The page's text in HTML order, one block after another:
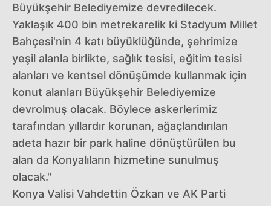
Büyükşehir Belediyemize devredilecek.
Yaklaşık 400 bin metrekarelik ki Stadyum Millet
Bahçesi'nin 4 katı büyüklüğünde, şehrimize
yeşil alanla birlikte, sağlık tesisi, eğitim tesisi
alanları ve kentsel dönüşümde kullanmak için
konut alanları Büyükşehir Belediyemize
devrolmuş olacak. Böylece askerlerimiz
tarafından yıllardır korunan, ağaçlandırılan
adeta hazır bir park haline dönüştürülen bu
alan da Konyalıların hizmetine sunulmuş
olacak."
Konya Valisi Vahdettin Özkan ve AK Parti